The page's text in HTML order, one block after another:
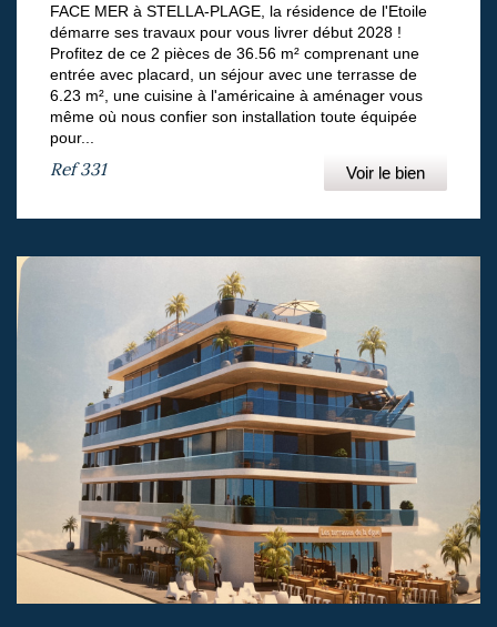
FACE MER à STELLA-PLAGE, la résidence de l'Etoile
démarre ses travaux pour vous livrer début 2028 !
Profitez de ce 2 pièces de 36.56 m² comprenant une
entrée avec placard, un séjour avec une terrasse de
6.23 m², une cuisine à l'américaine à aménager vous
même où nous confier son installation toute équipée
pour...
Ref331 Voir le bien